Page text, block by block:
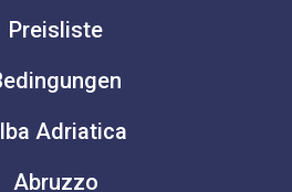
Preisliste
Adriatica
Abruzzo